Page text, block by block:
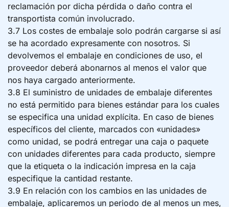
reclamación por dicha pérdida o daño contra el
transportista común involucrado.
3.7 Los costes de embalaje solo podrán cargarse si así
se ha acordado expresamente con nosotros. Si
devolvemos el embalaje en condiciones de uso, el
proveedor deberá abonarnos al menos el valor que
nos haya cargado anteriormente.
3.8 El suministro de unidades de embalaje diferentes
no está permitido para bienes estándar para los cuales
se especifica una unidad explícita. En caso de bienes
específicos del cliente, marcados con «unidades»
como unidad, se podrá entregar una caja o paquete
con unidades diferentes para cada producto, siempre
que la etiqueta o la indicación impresa en la caja
especifique la cantidad restante.
3.9 En relación con los cambios en las unidades de
embalaje, aplicaremos un periodo de al menos un mes,